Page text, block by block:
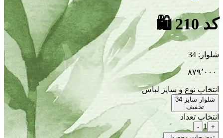
کد 210 🛍
شلوار :
34
انتخاب نوع و سایز لباس
شلوار سایز 34
تخفیف
انتخاب تعداد
+
1
-